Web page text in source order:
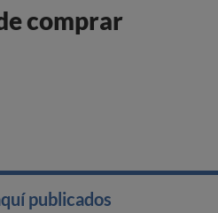
comprar
publicados